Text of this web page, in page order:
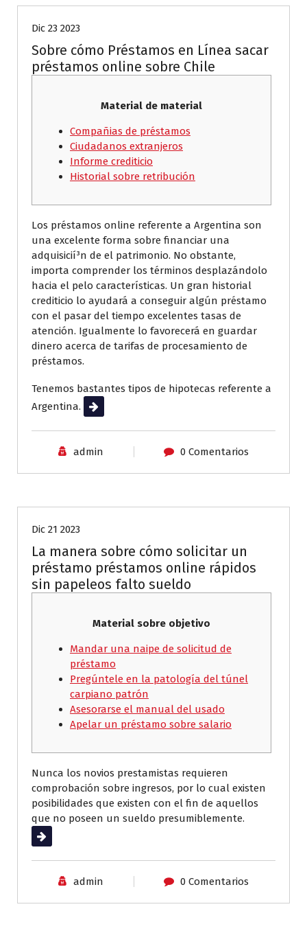
Dic 23 2023
Sobre cómo Préstamos en Línea sacar
préstamos online sobre Chile
Material de material
Compañias de préstamos
Ciudadanos extranjeros
Informe crediticio
Historial sobre retribución
Los préstamos online referente a Argentina son
una excelente forma sobre financiar una
adquisicií³n de el patrimonio. No obstante,
importa comprender los términos desplazándolo
hacia el pelo características. Un gran historial
crediticio lo ayudará a conseguir algún préstamo
con el pasar del tiempo excelentes tasas de
atención. Igualmente lo favorecerá en guardar
dinero acerca de tarifas de procesamiento de
préstamos.
Tenemos bastantes tipos de hipotecas referente a
Argentina.
Leer más
admin 0 Comentarios
Dic 21 2023
La manera sobre cómo solicitar un
préstamo préstamos online rápidos
sin papeleos falto sueldo
Material sobre objetivo
Mandar una naipe de solicitud de
préstamo
Pregúntele en la patologí­a del túnel
carpiano patrón
Asesorarse el manual del usado
Apelar un préstamo sobre salario
Nunca los novios prestamistas requieren
comprobación sobre ingresos, por lo cual existen
posibilidades que existen con el fin de aquellos
que no poseen un sueldo presumiblemente.
Leer más
admin 0 Comentarios